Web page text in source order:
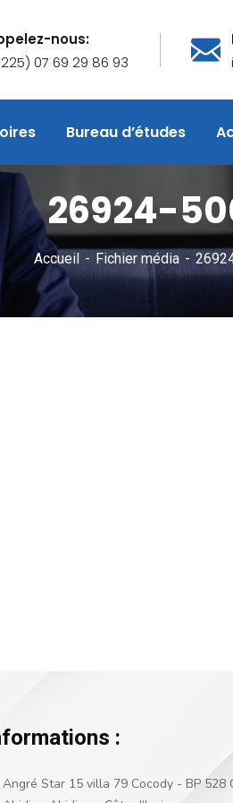
nous:
07 69 29 86 93
Bureau d’études
26924-
Accueil Fichier média
:
Angré Star 15 villa 79 Cocody - BP 528